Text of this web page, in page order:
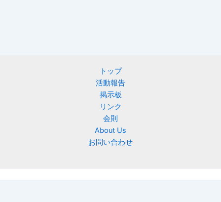
トップ
活動報告
掲示板
リンク
会則
About Us
お問い合わせ